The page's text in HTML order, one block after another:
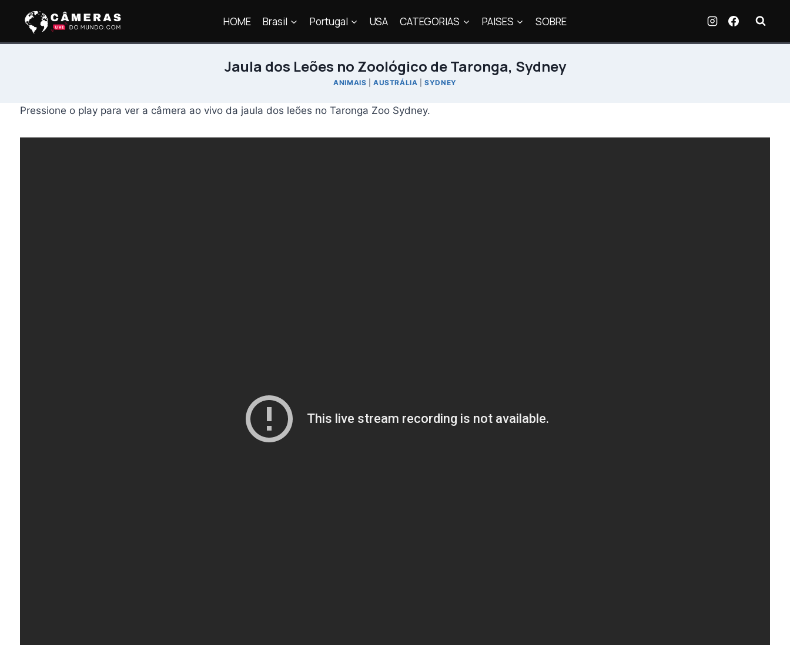
HOME Brasil Portugal USA CATEGORIAS PAISES SOBRE
Jaula dos Leões no Zoológico de Taronga, Sydney
ANIMAIS |AUSTRÁLIA |SYDNEY
Pressione o play para ver a câmera ao vivo da jaula dos leões no Taronga Zoo Sydney.